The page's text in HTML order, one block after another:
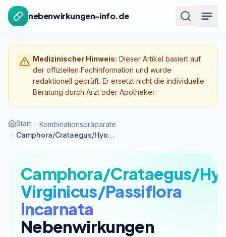
Zum Inhalt springen
nebenwirkungen-info.de
Medizinischer Hinweis: Dieser Artikel basiert auf
der offiziellen Fachinformation und wurde
redaktionell geprüft. Er ersetzt nicht die individuelle
Beratung durch Arzt oder Apotheker.
Start
Kombinationspräparate
Camphora/Crataegus/Hyoscyamus/Lycopus Virginicus/Passiflora Incarnata
Camphora/Crataegus/
Virginicus/Passiflora
Incarnata
Nebenwirkungen